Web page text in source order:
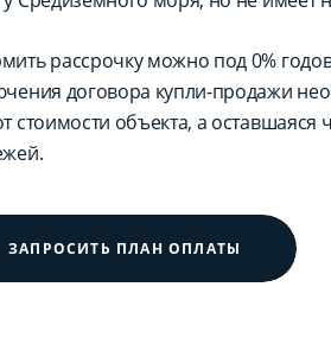
рассрочку можно под 0%
договора купли-продажи
стоимости объекта, а оставшаяся
ЗАПРОСИТЬ ПЛАН ОПЛАТЫ